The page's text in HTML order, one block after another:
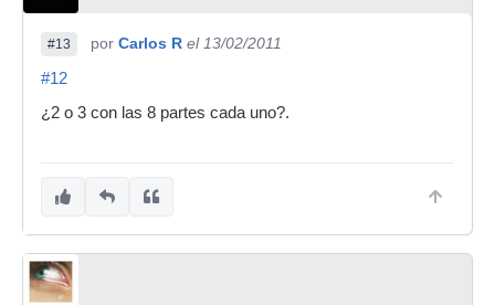
#13 por Carlos R el 13/02/2011
#12
¿2 o 3 con las 8 partes cada uno?.